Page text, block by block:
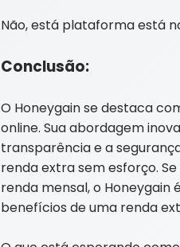
Não, está plataforma está
Conclusão:
O Honeygain se destaca
online. Sua abordagem
transparência e a
renda extra sem esforço.
renda mensal, o
benefícios de uma renda